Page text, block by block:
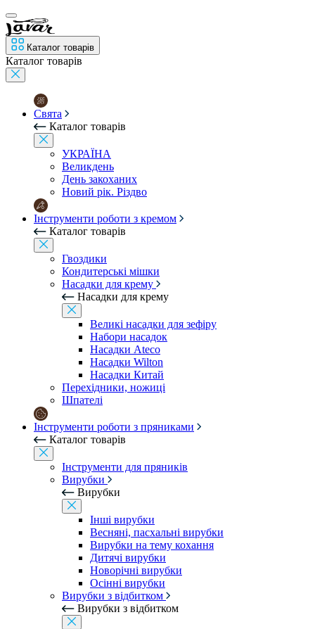
Каталог товарів
Каталог товарів
Свята
Каталог товарів
УКРАЇНА
Великдень
День закоханих
Новий рік. Різдво
Інструменти роботи з кремом
Каталог товарів
Гвоздики
Кондитерські мішки
Насадки для крему
Насадки для крему
Великі насадки для зефіру
Набори насадок
Насадки Ateco
Насадки Wilton
Насадки Китай
Перехідники, ножиці
Шпателі
Інструменти роботи з пряниками
Каталог товарів
Інструменти для пряників
Вирубки
Вирубки
Інші вирубки
Весняні, пасхальні вирубки
Вирубки на тему кохання
Дитячі вирубки
Новорічні вирубки
Осінні вирубки
Вирубки з відбитком
Вирубки з відбитком